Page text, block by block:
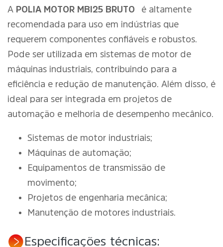
A POLIA MOTOR MBI25 BRUTO
é altamente
recomendada para uso em indústrias que
requerem componentes confiáveis e robustos.
Pode ser utilizada em sistemas de motor de
máquinas industriais, contribuindo para a
eficiência e redução de manutenção. Além disso, é
ideal para ser integrada em projetos de
automação e melhoria de desempenho mecânico.
Sistemas de motor industriais;
Máquinas de automação;
Equipamentos de transmissão de
movimento;
Projetos de engenharia mecânica;
Manutenção de motores industriais.
Especificações técnicas: